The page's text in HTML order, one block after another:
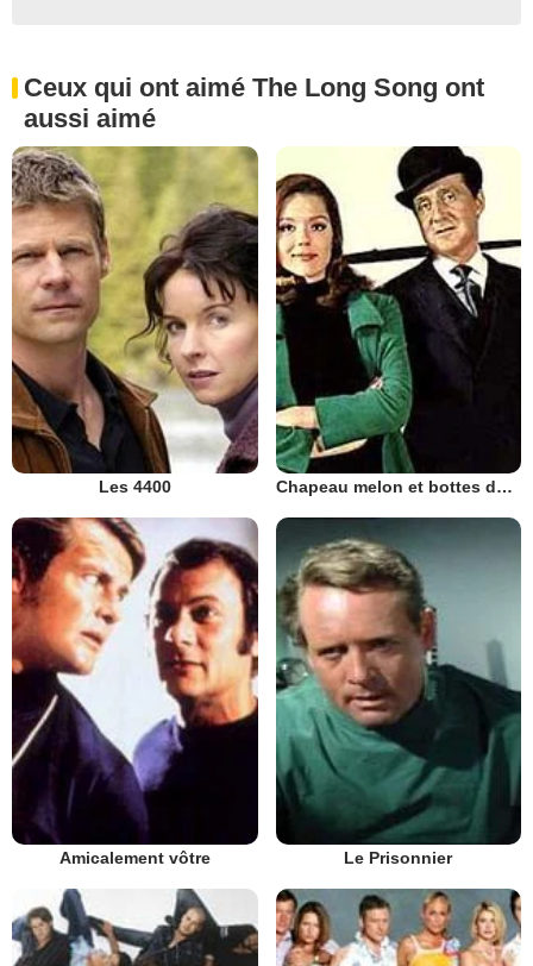
Ceux qui ont aimé The Long Song ont
aussi aimé
Les 4400 Chapeau melon et bottes de cuir - 1961
Amicalement vôtre Le Prisonnier